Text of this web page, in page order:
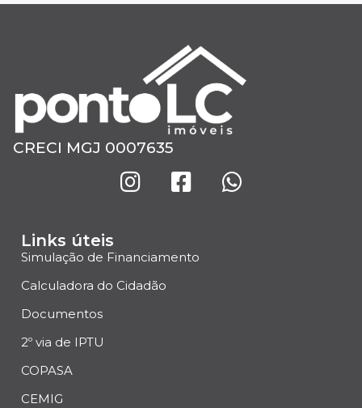
CRECI MGJ 0007635
Links úteis
Simulação de Financiamento
Calculadora do Cidadão
Documentos
2º via de IPTU
COPASA
CEMIG